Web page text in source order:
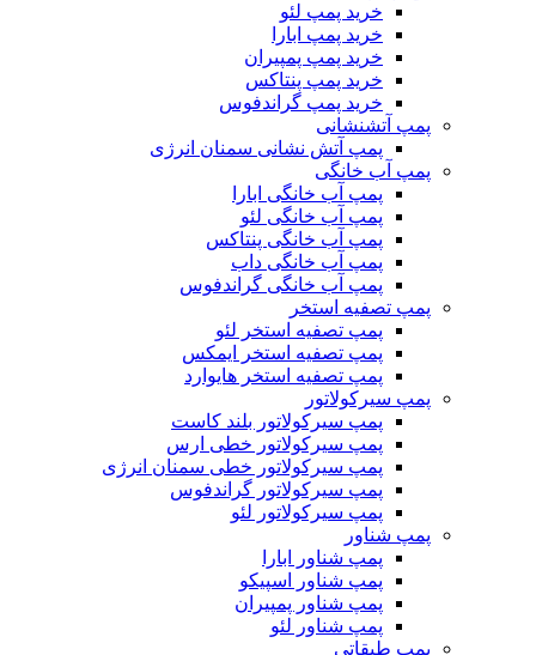
خرید پمپ لئو
خرید پمپ ابارا
خرید پمپ پمپیران
خرید پمپ پنتاکس
خرید پمپ گراندفوس
پمپ آتشنشانی
پمپ آتش نشانی سمنان انرژی
پمپ آب خانگی
پمپ آب خانگی ابارا
پمپ آب خانگی لئو
پمپ آب خانگی پنتاکس
پمپ آب خانگی داب
پمپ آب خانگی گراندفوس
پمپ تصفیه استخر
پمپ تصفیه استخر لئو
پمپ تصفیه استخر ایمکس
پمپ تصفیه استخر هایوارد
پمپ سیرکولاتور
پمپ سیرکولاتور بلند کاست
پمپ سیرکولاتور خطی ارس
پمپ سیرکولاتور خطی سمنان انرژی
پمپ سیرکولاتور گراندفوس
پمپ سیرکولاتور لئو
پمپ شناور
پمپ شناور ابارا
پمپ شناور اسپیکو
پمپ شناور پمپیران
پمپ شناور لئو
پمپ طبقاتی